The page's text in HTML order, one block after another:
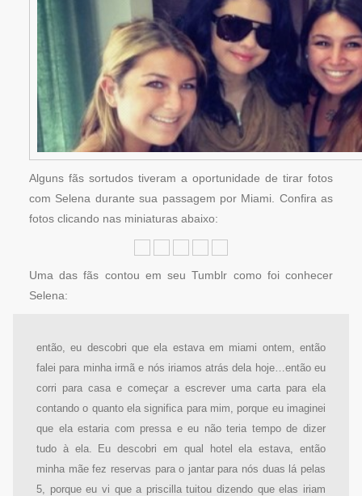
Alguns fãs sortudos tiveram a oportunidade de tirar fotos
com Selena durante sua passagem por Miami. Confira as
fotos clicando nas miniaturas abaixo:
Uma das fãs contou em seu Tumblr como foi conhecer
Selena:
então, eu descobri que ela estava em miami ontem, então
falei para minha irmã e nós iriamos atrás dela hoje…então eu
corri para casa e começar a escrever uma carta para ela
contando o quanto ela significa para mim, porque eu imaginei
que ela estaria com pressa e eu não teria tempo de dizer
tudo à ela. Eu descobri em qual hotel ela estava, então
minha mãe fez reservas para o jantar para nós duas lá pelas
5, porque eu vi que a priscilla tuitou dizendo que elas iriam